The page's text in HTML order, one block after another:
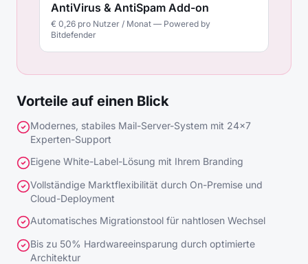
AntiVirus & AntiSpam Add-on
€ 0,26 pro Nutzer / Monat — Powered by
Bitdefender
Vorteile auf einen Blick
Modernes, stabiles Mail-Server-System mit 24×7
Experten-Support
Eigene White-Label-Lösung mit Ihrem Branding
Vollständige Marktflexibilität durch On-Premise und
Cloud-Deployment
Automatisches Migrationstool für nahtlosen Wechsel
Bis zu 50% Hardwareeinsparung durch optimierte
Architektur